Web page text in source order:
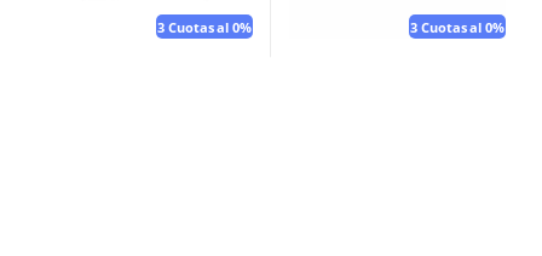
3 Cuotas al 0% 3 Cuotas al 0%